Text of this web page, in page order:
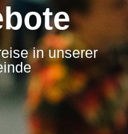
in unserer